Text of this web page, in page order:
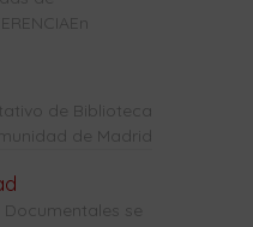
de Biblioteca
de Madrid
se